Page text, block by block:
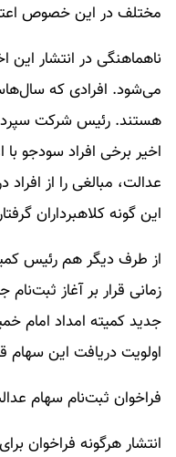
مختلف در این خصوص
ناهماهنگی در انتشار این
می‌شود. افرادی که
هستند. رئیس شرکت
اخیر برخی افراد سودجو با
عدالت، مبالغی را از افراد
این گونه کلاهبرداران
زمانی قرار بر آغاز
جدید کمیته امداد امام
اولویت دریافت این سهام
فراخوان ثبت‌نام سهام
انتشار هرگونه فراخوان